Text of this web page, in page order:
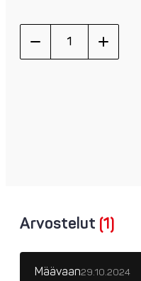
Arvostelut (1)
Määvaan29.10.2024